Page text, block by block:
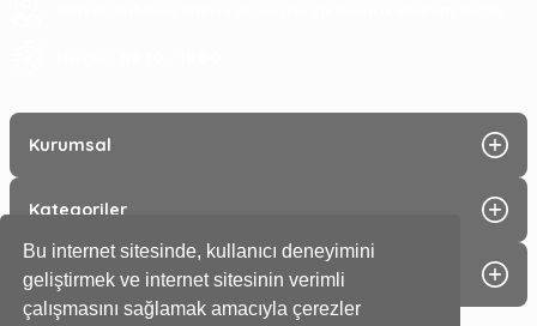
Bu internet sitesinde, kullanıcı deneyimini
geliştirmek ve internet sitesinin verimli
çalışmasını sağlamak amacıyla çerezler
Kurumsal
Kategoriler
Alışveriş